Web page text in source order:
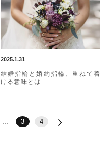
2025.1.31
結婚指輪と婚約指輪、重ねて着
ける意味とは
3 4